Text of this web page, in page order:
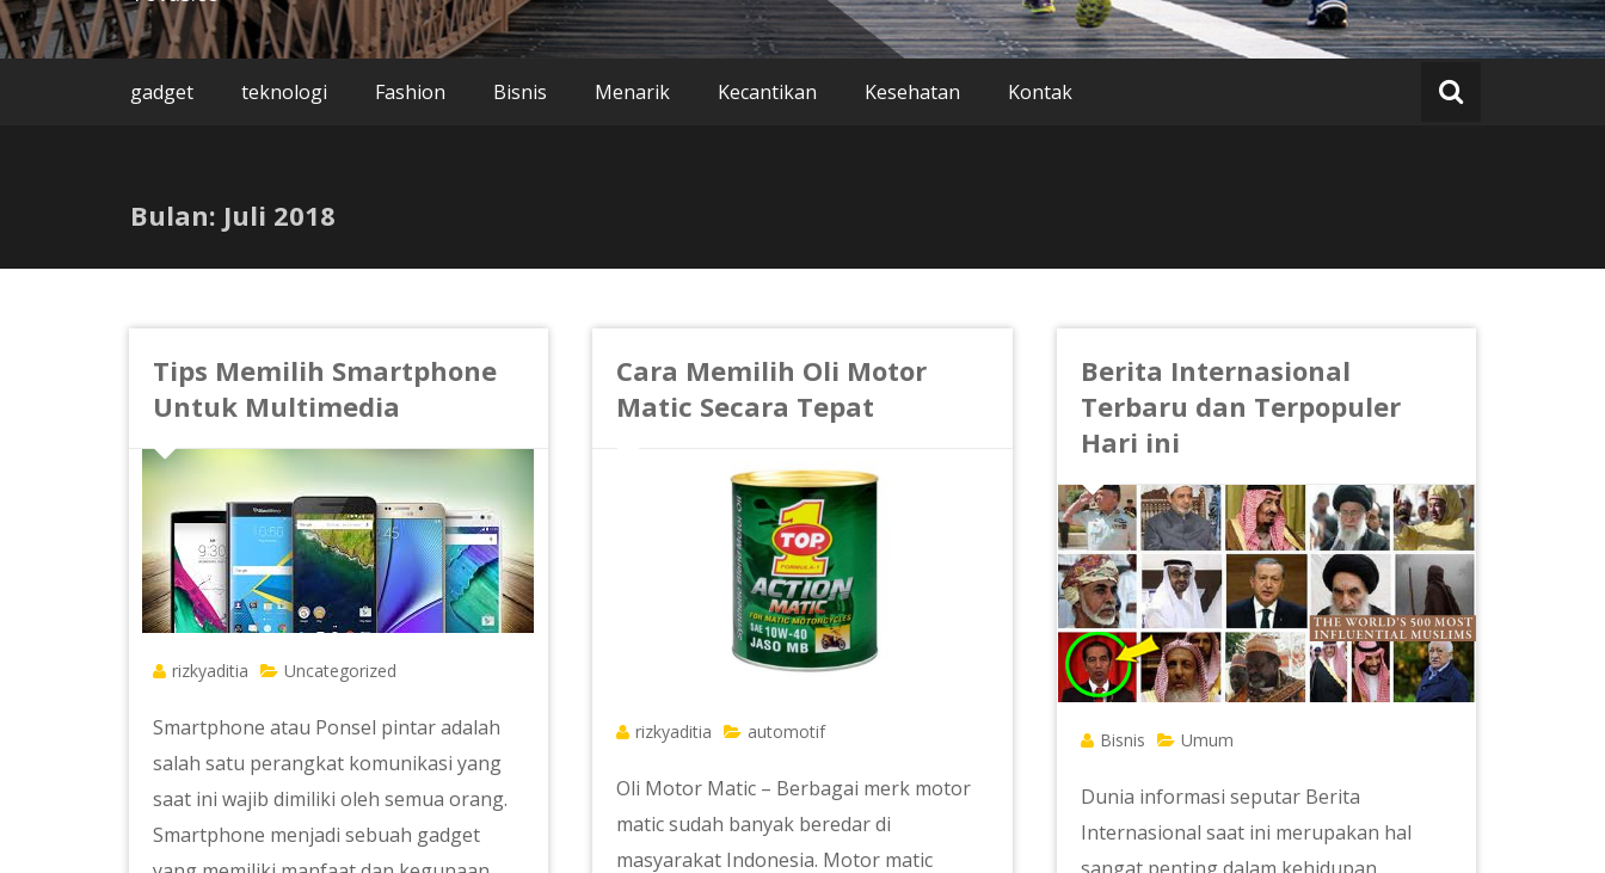
gadget teknologi Fashion Bisnis Menarik Kecantikan Kesehatan Kontak
Bulan: Juli 2018
Tips Memilih Smartphone
Untuk Multimedia
rizkyaditia Uncategorized
Smartphone atau Ponsel pintar adalah
salah satu perangkat komunikasi yang
saat ini wajib dimiliki oleh semua orang.
Smartphone menjadi sebuah gadget
Cara Memilih Oli Motor
Matic Secara Tepat
rizkyaditia automotif
Oli Motor Matic – Berbagai merk motor
matic sudah banyak beredar di
masyarakat Indonesia. Motor matic
Berita Internasional
Terbaru dan Terpopuler
Hari ini
Bisnis Umum
Dunia informasi seputar Berita
Internasional saat ini merupakan hal